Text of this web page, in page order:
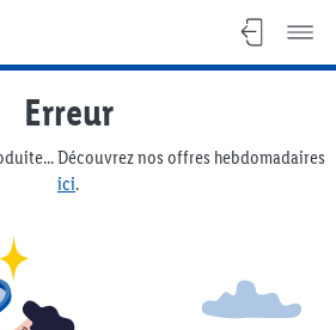
Erreur
Découvrez nos offres hebdomadaires
ici.